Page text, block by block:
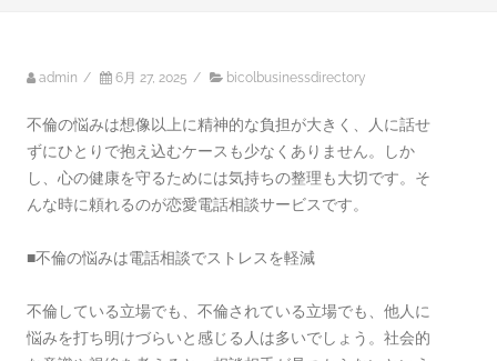
admin / 6月 27, 2025 / bicolbusinessdirectory
不倫の悩みは想像以上に精神的な負担が大きく、人に話せ
ずにひとりで抱え込むケースも少なくありません。しか
し、心の健康を守るためには気持ちの整理も大切です。そ
んな時に頼れるのが恋愛電話相談サービスです。
■不倫の悩みは電話相談でストレスを軽減
不倫している立場でも、不倫されている立場でも、他人に
悩みを打ち明けづらいと感じる人は多いでしょう。社会的